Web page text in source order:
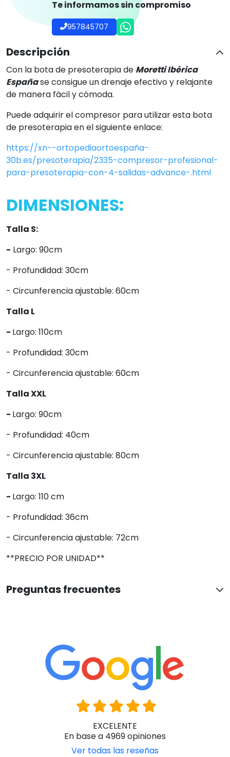
Te informamos sin compromiso
957845707
Descripción
Con la bota de presoterapia de Moretti Ibérica
Españase consigue un drenaje efectivo y relajante
de manera fácil y cómoda.
Puede adquirir el compresor para utilizar esta bota
de presoterapia en el siguiente enlace:
https://xn--ortopediaortoespaña-
30b.es/presoterapia/2335-compresor-profesional-
para-presoterapia-con-4-salidas-advance-.html
DIMENSIONES:
Talla S:
- Largo: 90cm
- Profundidad: 30cm
- Circunferencia ajustable: 60cm
Talla L
- Largo: 110cm
- Profundidad: 30cm
- Circunferencia ajustable: 60cm
Talla XXL
- Largo: 90cm
- Profundidad: 40cm
- Circunferencia ajustable: 80cm
Talla 3XL
- Largo: 110 cm
- Profundidad: 36cm
- Circunferencia ajustable: 72cm
**PRECIO POR UNIDAD**
Preguntas frecuentes
EXCELENTE
En base a 4969 opiniones
Ver todas las reseñas